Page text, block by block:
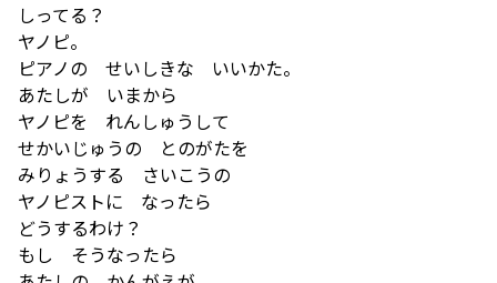
しってる？
ヤノピ。
ピアノの せいしきな いいかた。
あたしが いまから
ヤノピを れんしゅうして
せかいじゅうの とのがたを
みりょうする さいこうの
ヤノピストに なったら
どうするわけ？
もし そうなったら